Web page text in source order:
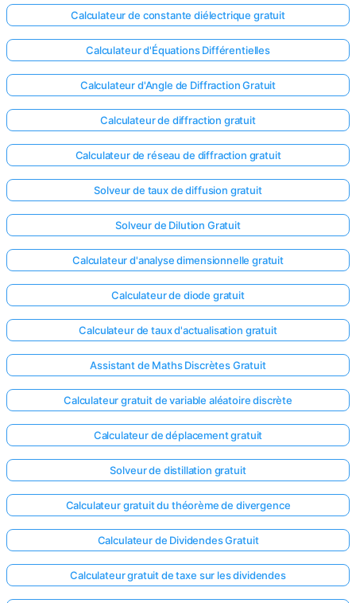
Connectez-
vous ici !
Calculateur de constante diélectrique gratuit
Calculateur d'Équations Différentielles
Calculateur d'Angle de Diffraction Gratuit
Calculateur de diffraction gratuit
Calculateur de réseau de diffraction gratuit
Solveur de taux de diffusion gratuit
Solveur de Dilution Gratuit
Calculateur d'analyse dimensionnelle gratuit
Calculateur de diode gratuit
Calculateur de taux d'actualisation gratuit
Assistant de Maths Discrètes Gratuit
Calculateur gratuit de variable aléatoire discrète
Calculateur de déplacement gratuit
Solveur de distillation gratuit
Calculateur gratuit du théorème de divergence
Calculateur de Dividendes Gratuit
Calculateur gratuit de taxe sur les dividendes